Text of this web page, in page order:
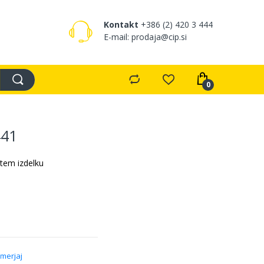
Kontakt +386 (2) 420 3 444
E-mail: prodaja@cip.si
izdelku